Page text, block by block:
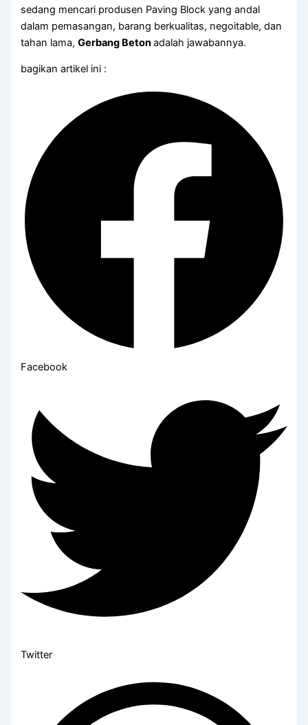
sedang mencari produsen Paving Block yang andal
dalam pemasangan, barang berkualitas, negoitable, dan
tahan lama,Gerbang Betonadalah jawabannya.
bagikan artikel ini :
Facebook
Twitter